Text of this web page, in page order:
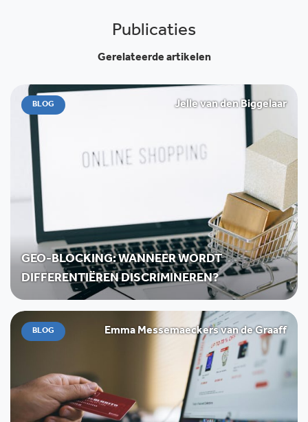
Publicaties
Gerelateerde artikelen
BLOG Jelle van den Biggelaar
GEO-BLOCKING: WANNEER WORDT
DIFFERENTIËREN DISCRIMINEREN?
BLOG Emma Messemaeckers van de Graaff